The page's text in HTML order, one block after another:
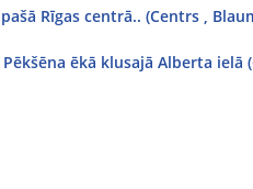
Rīgas centrā.. (Centrs ,
ēkā klusajā Alberta ielā